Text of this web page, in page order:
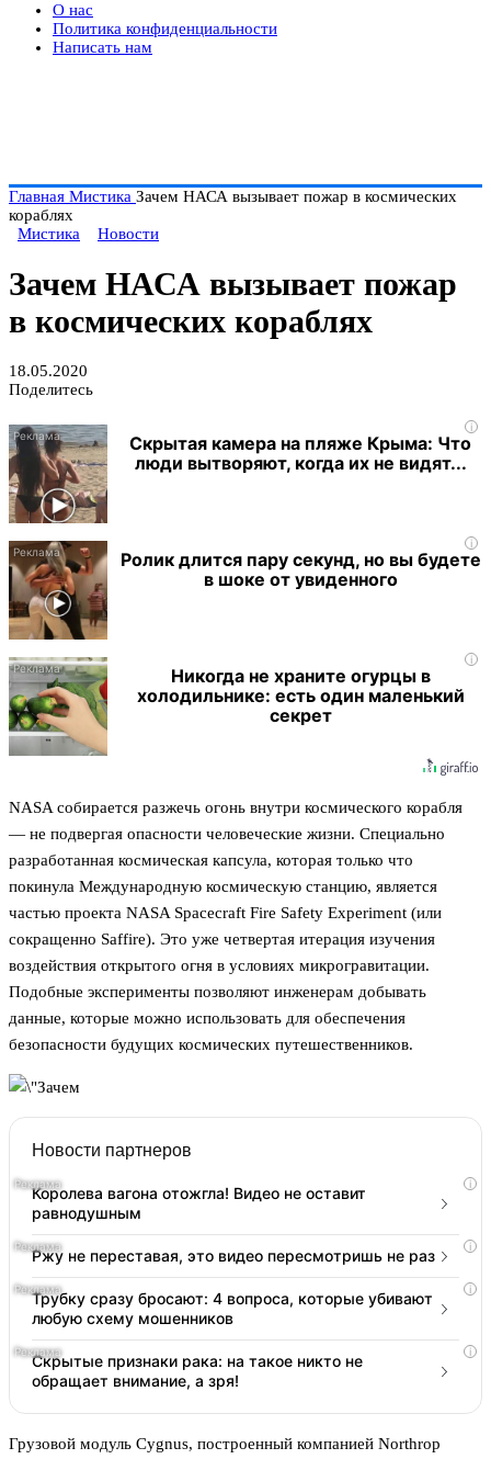
О нас
Политика конфиденциальности
Написать нам
Главная Мистика Зачем НАСА вызывает пожар в космических
кораблях
Мистика
Новости
Зачем НАСА вызывает пожар
в космических кораблях
18.05.2020
Поделитесь
i
Скрытая камера на пляже Крыма: Что
люди вытворяют, когда их не видят...
i
Ролик длится пару секунд, но вы будете
в шоке от увиденного
i
Никогда не храните огурцы в
холодильнике: есть один маленький
секрет
NASA собирается разжечь огонь внутри космического корабля
— не подвергая опасности человеческие жизни. Специально
разработанная космическая капсула, которая только что
покинула Международную космическую станцию, является
частью проекта NASA Spacecraft Fire Safety Experiment (или
сокращенно Saffire). Это уже четвертая итерация изучения
воздействия открытого огня в условиях микрогравитации.
Подобные эксперименты позволяют инженерам добывать
данные, которые можно использовать для обеспечения
безопасности будущих космических путешественников.
Новости партнеров
i
Королева вагона отожгла! Видео не оставит
равнодушным
i
Ржу не переставая, это видео пересмотришь не раз
i
Трубку сразу бросают: 4 вопроса, которые убивают
любую схему мошенников
i
Скрытые признаки рака: на такое никто не
обращает внимание, а зря!
Грузовой модуль Cygnus, построенный компанией Northrop